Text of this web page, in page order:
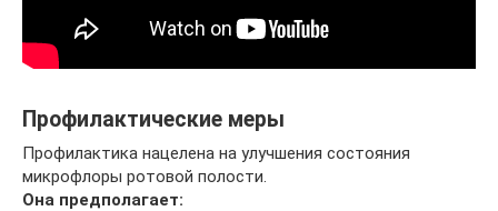
Профилактические меры
Профилактика нацелена на улучшения состояния
микрофлоры ротовой полости.
Она предполагает: